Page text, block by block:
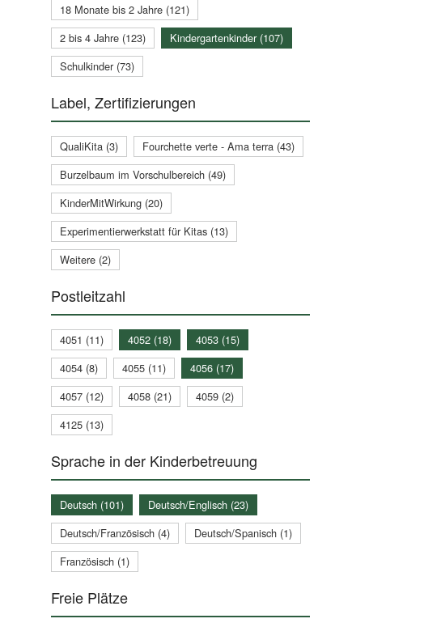
18 Monate bis 2 Jahre (121)
2 bis 4 Jahre (123)
Kindergartenkinder (107)
Schulkinder (73)
Label, Zertifizierungen
QualiKita (3)
Fourchette verte - Ama terra (43)
Burzelbaum im Vorschulbereich (49)
KinderMitWirkung (20)
Experimentierwerkstatt für Kitas (13)
Weitere (2)
Postleitzahl
4051 (11) 4052 (18)
4053 (15)
4054 (8)
4055 (11)
4056 (17)
4057 (12)
4058 (21)
4059 (2)
4125 (13)
Sprache in der Kinderbetreuung
Deutsch (101)
Deutsch/Englisch (23)
Deutsch/Französisch (4)
Deutsch/Spanisch (1)
Französisch (1)
Freie Plätze